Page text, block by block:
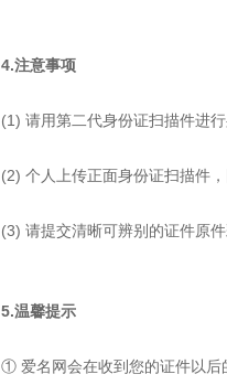
4.注意事项
(1) 请用第二代身份证扫描件进行
(2) 个人上传正面身份证扫描件
(3) 请提交清晰可辨别的证件原件
5.温馨提示
① 爱名网会在收到您的证件以后